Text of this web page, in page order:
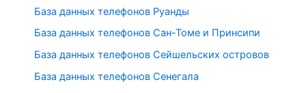
База данных телефонов Руанды
База данных телефонов Сан-Томе и Принсипи
База данных телефонов Сейшельских островов
База данных телефонов Сенегала